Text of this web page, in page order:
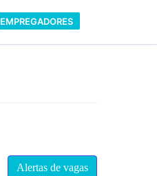
EMPREGADORES
Alertas de vagas